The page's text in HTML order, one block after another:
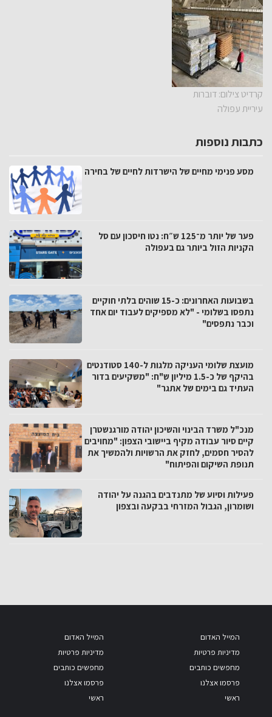
קרדיט צילום: דוברות
עיריית עפולה
כתבות נוספות
מסע פנימי מחיים של הישרדות לחיים של בחירה
פער של יותר מ־125 ש״ח: נטו חיסכון עם סל
הקניות הזול ביותר גם בעפולה
בשבועות האחרונים: כ-15 שוהים בלתי חוקיים
נתפסו בשלומי - "לא מספיקים לעבוד יום אחד
וכבר נתפסים"
מועצת שלומי העניקה מלגות ל-140 סטודנטים
בהיקף של כ-1.5 מיליון ש"ח: "משקיעים בדור
העתיד גם בימים של אתגר"
מנכ"ל משרד הבינוי והשיכון יהודה מורגנשטרן
קיים סיור עבודה מקיף ביישובי הצפון: "מחויבים
להסיר חסמים, לחזק את הרשויות ולהמשיך את
תנופת השיקום והפיתוח"
פעילות וסיוע של מתנדבים בהגנה על יהודה
ושומרון, הגבול המזרחי בבקעה ובצפון
המייל האדום
מדיניות פרטיות
מחפשים כותבים
פרסמו אצלנו
ראשי
המייל האדום
מדיניות פרטיות
מחפשים כותבים
פרסמו אצלנו
ראשי